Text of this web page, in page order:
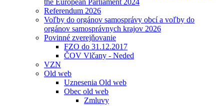
the European Parliament 2024
Referendum 2026
Voľby do orgánov samosprávy obcí a voľby do
orgánov samosprávnych krajov 2026
Povinné zverejňovanie
FZO do 31.12.2017
ČOV Vlčany - Neded
VZN
Old web
Uznesenia Old web
Obec old web
Zmluvy